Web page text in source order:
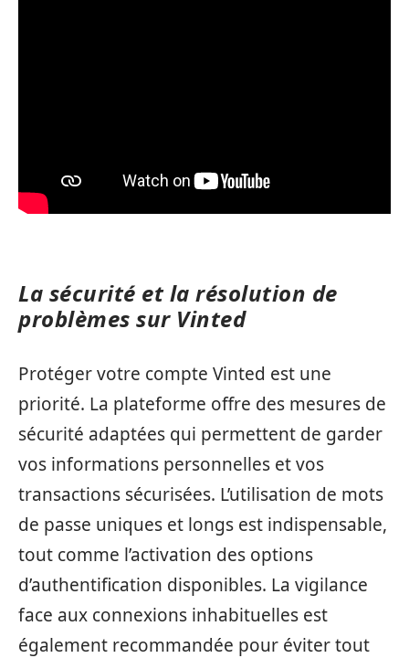
La sécurité et la résolution de
problèmes sur Vinted
Protéger votre compte Vinted est une
priorité. La plateforme offre des mesures de
sécurité adaptées qui permettent de garder
vos informations personnelles et vos
transactions sécurisées. L’utilisation de mots
de passe uniques et longs est indispensable,
tout comme l’activation des options
d’authentification disponibles. La vigilance
face aux connexions inhabituelles est
également recommandée pour éviter tout